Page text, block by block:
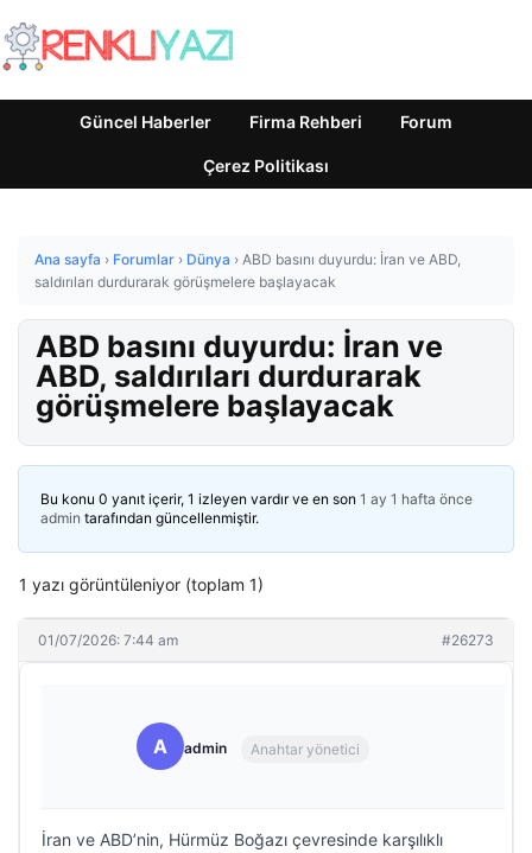
Güncel Haberler Firma Rehberi Forum
Çerez Politikası
Ana sayfa › Forumlar › Dünya › ABD basını duyurdu: İran ve ABD,
saldırıları durdurarak görüşmelere başlayacak
ABD basını duyurdu: İran ve
ABD, saldırıları durdurarak
görüşmelere başlayacak
Bu konu 0 yanıt içerir, 1 izleyen vardır ve en son 1 ay 1 hafta önce
admin tarafından güncellenmiştir.
1 yazı görüntüleniyor (toplam 1)
01/07/2026: 7:44 am #26273
A admin Anahtar yönetici
İran ve ABD’nin, Hürmüz Boğazı çevresinde karşılıklı